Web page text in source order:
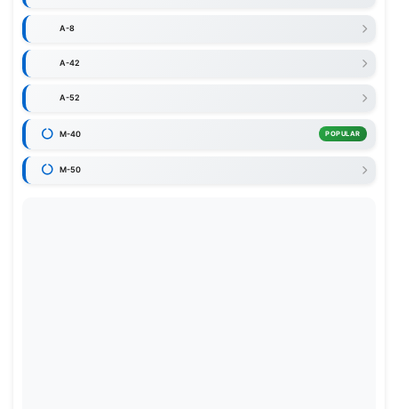
A-8
A-42
A-52
M-40 POPULAR
M-50